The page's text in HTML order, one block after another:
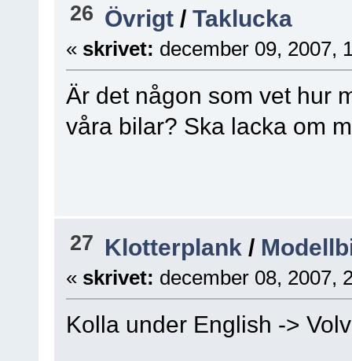
26 Övrigt /Taklucka
« skrivet: december 09, 2007,
Är det någon som vet hur
våra bilar? Ska lacka om
27 Klotterplank /
« skrivet: december 08, 2007,
Kolla under English ->